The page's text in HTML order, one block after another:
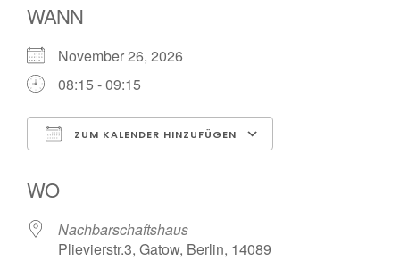
WANN
November 26, 2026
08:15 - 09:15
ZUM KALENDER HINZUFÜGEN
WO
Nachbarschaftshaus
Plievierstr.3, Gatow, Berlin, 14089